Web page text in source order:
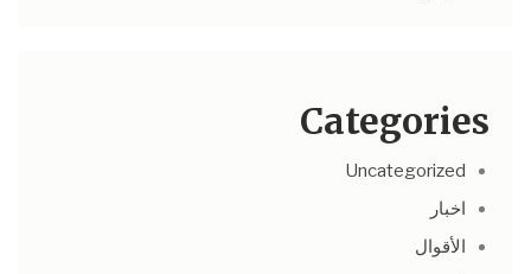
Categories
Uncategorized
اخبار
الأقوال